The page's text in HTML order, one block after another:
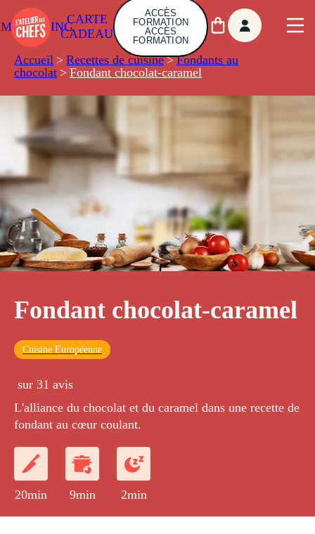
CARTE
CADEAU
ACCÈS
FORMATION
ACCÈS
FORMATION
Accueil > Recettes de cuisine > Fondants au
chocolat > Fondant chocolat-caramel
Fondant chocolat-caramel
Cuisine Européenne
sur 31 avis
L'alliance du chocolat et du caramel dans une recette de
fondant au cœur coulant.
20min 9min 2min